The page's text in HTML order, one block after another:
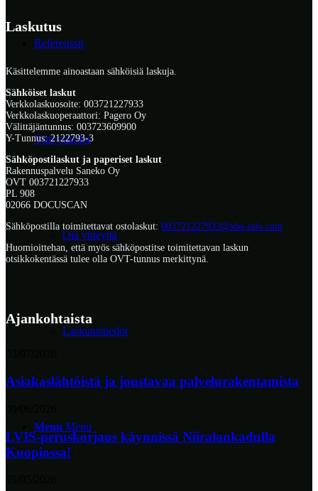
Referenssit
Yhteystiedot
Ota yhteyttä
Laskutustiedot
Menu Menu
Laskutus
Käsittelemme ainoastaan sähköisiä laskuja.
Sähköiset laskut
Verkkolaskuosoite: 003721227933
Verkkolaskuoperaattori: Pagero Oy
Välittäjäntunnus: 003723609900
Y-Tunnus: 2122793-3
Sähköpostilaskut ja paperiset laskut
Rakennuspalvelu Saneko Oy
OVT 003721227933
PL 908
02066 DOCUSCAN
Sähköpostilla toimitettavat ostolaskut: 003721227933@xbs-salo.com
Huomioittehan, että myös sähköpostitse toimitettavan laskun
otsikkokentässä tulee olla OVT-tunnus merkittynä.
Ajankohtaista
Asiakaslähtöistä ja joustavaa palvelurakentamista
LVIS-peruskorjaus käynnissä Niiralankadulla
Kuopiossa!